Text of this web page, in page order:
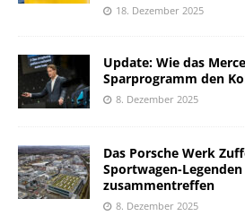
18. Dezember 2025
Update: Wie das
Sparprogramm den
8. Dezember 2025
Das Porsche Werk
Sportwagen-
zusammentreffen
8. Dezember 2025